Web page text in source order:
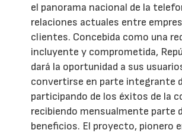
el panorama nacional de la
relaciones actuales entre
clientes. Concebida como una
incluyente y comprometida,
dará la oportunidad a sus
convertirse en parte integrante
participando de los éxitos de la
recibiendo mensualmente parte
beneficios. El proyecto, pionero